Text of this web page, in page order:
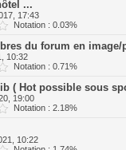
...
17:43
Notation : 0.03%
du forum en
10:32
Notation : 0.71%
( Hot possible sous
19:00
Notation : 2.18%
10:22